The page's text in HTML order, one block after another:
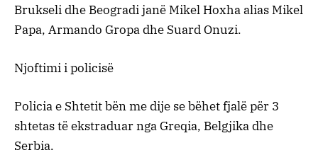
Brukseli dhe Beogradi janë Mikel Hoxha alias Mikel
Papa, Armando Gropa dhe Suard Onuzi.
Njoftimi i policisë
Policia e Shtetit bën me dije se bëhet fjalë për 3
shtetas të ekstraduar nga Greqia, Belgjika dhe
Serbia.